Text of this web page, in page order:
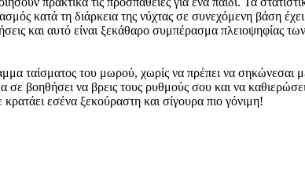
κατά τη διάρκεια της νύχτας σε συνεχόμενη βάση έχει
και αυτό είναι ξεκάθαρο συμπέρασμα πλειοψηφίας των
ταίσματος του μωρού, χωρίς να πρέπει να σηκώνεσαι
σε βοηθήσει να βρεις τους ρυθμούς σου και να
εσένα ξεκούραστη και σίγουρα πιο γόνιμη!